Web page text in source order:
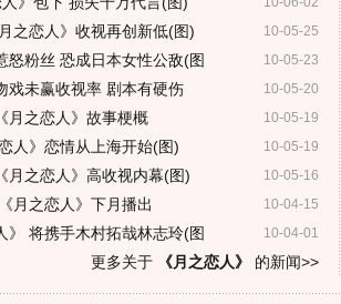
10-05-25
之恋人》收视再创新低(图)
10-05-23
怒粉丝 恐成日本女性公敌(图
10-05-20
戏未赢收视率 剧本有硬伤
10-05-19
月之恋人》故事梗概
10-05-19
人》恋情从上海开始(图)
10-05-16
月之恋人》高收视内幕(图)
10-04-15
月之恋人》下月播出
10-04-01
》 将携手木村拓哉林志玲(图
更多关于
《月之恋人》 的新闻>>